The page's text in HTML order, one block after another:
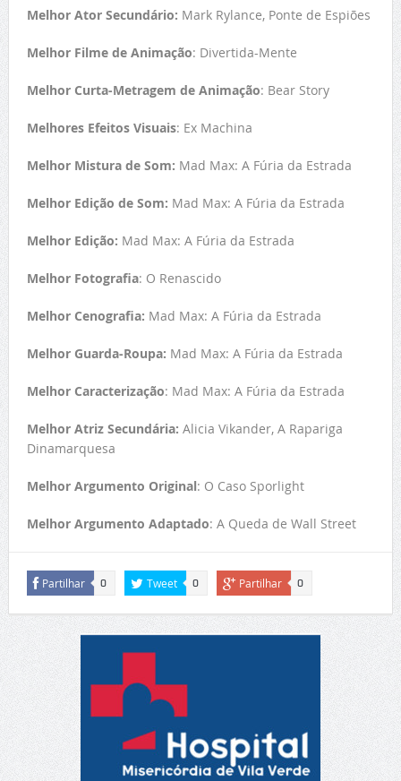
Melhor Ator Secundário: Mark Rylance, Ponte de Espiões
Melhor Filme de Animação: Divertida-Mente
Melhor Curta-Metragem de Animação: Bear Story
Melhores Efeitos Visuais: Ex Machina
Melhor Mistura de Som: Mad Max: A Fúria da Estrada
Melhor Edição de Som: Mad Max: A Fúria da Estrada
Melhor Edição: Mad Max: A Fúria da Estrada
Melhor Fotografia: O Renascido
Melhor Cenografia: Mad Max: A Fúria da Estrada
Melhor Guarda-Roupa: Mad Max: A Fúria da Estrada
Melhor Caracterização: Mad Max: A Fúria da Estrada
Melhor Atriz Secundária: Alicia Vikander, A Rapariga
Dinamarquesa
Melhor Argumento Original: O Caso Sporlight
Melhor Argumento Adaptado: A Queda de Wall Street
Partilhar 0 Tweet 0 Partilhar 0